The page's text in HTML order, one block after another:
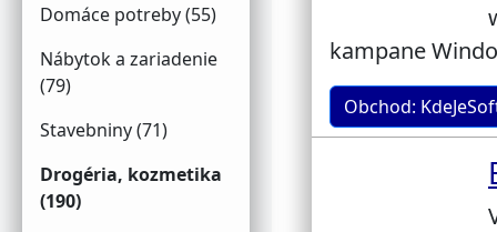
Domáce potreby (55)
Nábytok a zariadenie
(79)
Stavebniny (71)
Drogéria, kozmetika
(190)
kampane
Obchod: